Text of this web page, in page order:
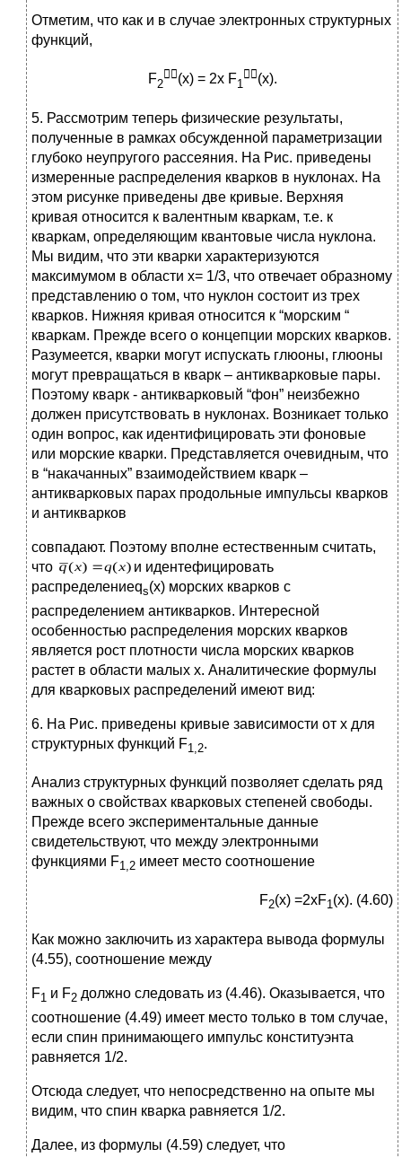
Отметим, что как и в случае электронных структурных
функций,
F2
 (x) = 2x F1
  (x).
5. Рассмотрим теперь физические результаты,
полученные в рамках обсужденной параметризации
глубоко неупругого рассеяния. На Рис. приведены
измеренные распределения кварков в нуклонах. На
этом рисунке приведены две кривые. Верхняя
кривая относится к валентным кваркам, т.е. к
кваркам, определяющим квантовые числа нуклона.
Мы видим, что эти кварки характеризуются
максимумом в области x= 1/3, что отвечает образному
представлению о том, что нуклон состоит из трех
кварков. Нижняя кривая относится к “морским “
кваркам. Прежде всего о концепции морских кварков.
Разумеется, кварки могут испускать глюоны, глюоны
могут превращаться в кварк – антикварковые пары.
Поэтому кварк - антикварковый “фон” неизбежно
должен присутствовать в нуклонах. Возникает только
один вопрос, как идентифицировать эти фоновые
или морские кварки. Представляется очевидным, что
в “накачанных” взаимодействием кварк –
антикварковых парах продольные импульсы кварков
и антикварков
совпадают. Поэтому вполне естественным считать,
что
и идентефицировать
распределениеqs(x) морских кварков с
распределением антикварков. Интересной
особенностью распределения морских кварков
является рост плотности числа морских кварков
растет в области малых x. Аналитические формулы
для кварковых распределений имеют вид:
6. На Рис. приведены кривые зависимости от x для
структурных функций F1,2.
Анализ структурных функций позволяет сделать ряд
важных о свойствах кварковых степеней свободы.
Прежде всего экспериментальные данные
свидетельствуют, что между электронными
функциями F1,2 имеет место соотношение
F2(x) =2xF1(x). (4.60)
Как можно заключить из характера вывода формулы
(4.55), соотношение между
F1 и F2 должно следовать из (4.46). Оказывается, что
соотношение (4.49) имеет место только в том случае,
если спин принимающего импульс конституэнта
равняется 1/2.
Отсюда следует, что непосредственно на опыте мы
видим, что спин кварка равняется 1/2.
Далее, из формулы (4.59) следует, что